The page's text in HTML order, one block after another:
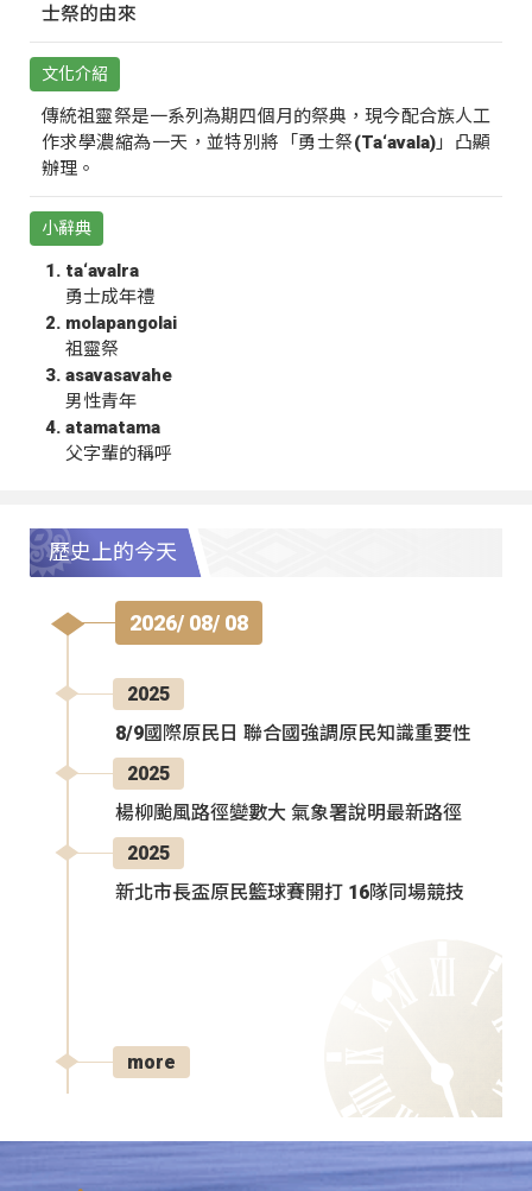
士祭的由來
文化介紹
傳統祖靈祭是一系列為期四個月的祭典，現今配合族人工
作求學濃縮為一天，並特別將「勇士祭(Ta‘avala)」凸顯
辦理。
小辭典
ta‘avalra
勇士成年禮
molapangolai
祖靈祭
asavasavahe
男性青年
atamatama
父字輩的稱呼
歷史上的今天
2026/ 08/ 08
2025
8/9國際原民日 聯合國強調原民知識重要性
2025
楊柳颱風路徑變數大 氣象署說明最新路徑
2025
新北市長盃原民籃球賽開打 16隊同場競技
more